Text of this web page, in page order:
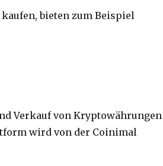
bieten zum Beispiel
Verkauf von Kryptowährungen
wird von der Coinimal